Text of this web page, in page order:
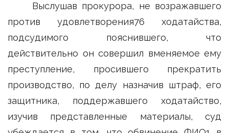
Выслушав прокурора, не возражавшего
против удовлетворения76 ходатайства,
подсудимого пояснившего, что
действительно он совершил вменяемое ему
преступление, просившего прекратить
производство, по делу назначив штраф, его
защитника, поддержавшего ходатайство,
изучив представленные материалы, суд